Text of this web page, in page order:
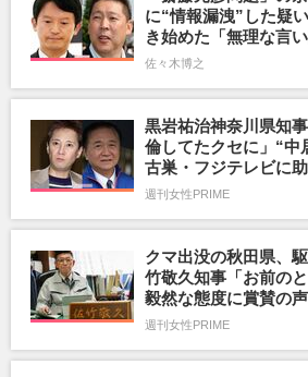
に“情報漏洩”した疑
き始めた「無理な言い
佐々木博之
黒岩祐治神奈川県知
倫してたクセに」“中
古巣・フジテレビに
週刊女性PRIME
クマ出没の秋田県、
竹敬久知事「お前の
毅然な態度に賞賛の声
週刊女性PRIME